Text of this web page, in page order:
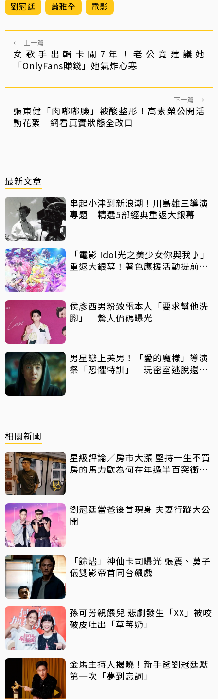
劉冠廷 蕭雅全 電影
← 上一篇
女歌手出輯卡關7年！老公竟建議她
「OnlyFans賺錢」她氣炸心寒
下一篇 →
張東健「肉嘟嘟臉」被酸整形！高素榮公開活
動花絮 網看真實狀態全改口
最新文章
串起小津到新浪潮！川島雄三導演
專題 精選5部經典重返大銀幕
「電影 Idol光之美少女你與我♪」
重返大銀幕！著色應援活動提前開
侯彥西男粉致電本人「要求幫他洗
腳」 驚人價碼曝光
男星戀上美男！「愛的魔樣」導演
祭「恐懼特訓」 玩密室逃脫還得
相關新聞
星級評論／房市大漲 堅持一生不買
房的馬力歐為何在年過半百突衝上
劉冠廷當爸後首現身 夫妻行蹤大公
開
「餘燼」神仙卡司曝光 張震、莫子
儀雙影帝首同台飆戲
孫可芳親餵兒 悲劇發生「XX」被咬
破皮吐出「草莓奶」
金馬主持人揭曉！新手爸劉冠廷獻
第一次「夢到忘詞」